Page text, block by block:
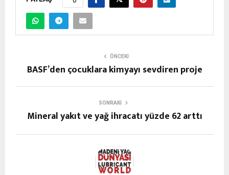
ÖNCEKI
BASF’den çocuklara kimyayı sevdiren proje
SONRAKI
Mineral yakıt ve yağ ihracatı yüzde 62 arttı